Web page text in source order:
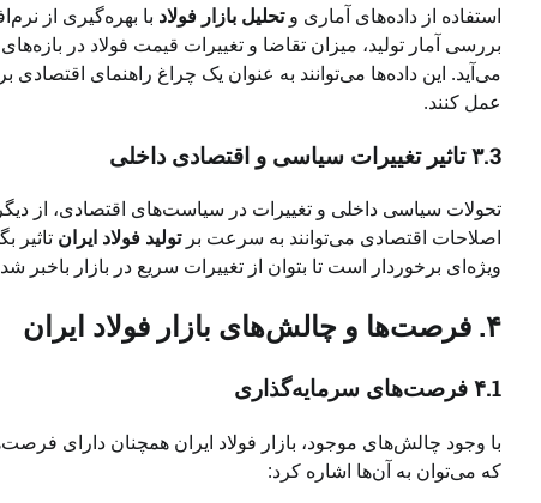
استفاده از داده‌های آماری وتحلیل بازار فولاد با بهره‌گیری از
بررسی آمار تولید، میزان تقاضا و تغییرات قیمت فولاد در
می‌آید. این داده‌ها می‌توانند به عنوان یک چراغ راهنمای
عمل کنند.
۳.3 تاثیر تغییرات سیاسی و اقتصادی داخلی
تحولات سیاسی داخلی و تغییرات در سیاست‌های اقتصادی، از
اصلاحات اقتصادی می‌توانند به سرعت برتولید فولاد ایران تاثیر
ویژه‌ای برخوردار است تا بتوان از تغییرات سریع در بازار باخبر
۴. فرصت‌ها و چالش‌های بازار فولاد ایران
۴.1 فرصت‌های سرمایه‌گذاری
با وجود چالش‌های موجود، بازار فولاد ایران همچنان دارای
که می‌توان به آن‌ها اشاره کرد: